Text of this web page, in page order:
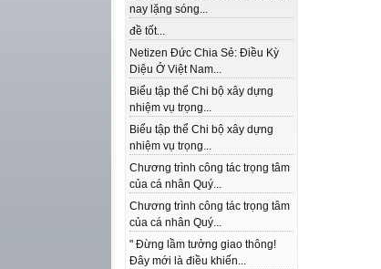
nay lặng sóng...
đề tốt...
Netizen Đức Chia Sẻ: Điều Kỳ
Diệu Ở Việt Nam...
Biểu tập thể Chi bộ xây dựng
nhiệm vụ trọng...
Biểu tập thể Chi bộ xây dựng
nhiệm vụ trọng...
Chương trình công tác trọng tâm
của cá nhân Quý...
Chương trình công tác trọng tâm
của cá nhân Quý...
" Đừng lầm tưởng giao thông!
Đây mới là điều khiến...